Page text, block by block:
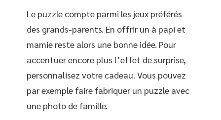
Le puzzle compte parmi les jeux préférés
des grands-parents. En offrir un à papi et
mamie reste alors une bonne idée. Pour
accentuer encore plus l’effet de surprise,
personnalisez votre cadeau. Vous pouvez
par exemple faire fabriquer un puzzle avec
une photo de famille.